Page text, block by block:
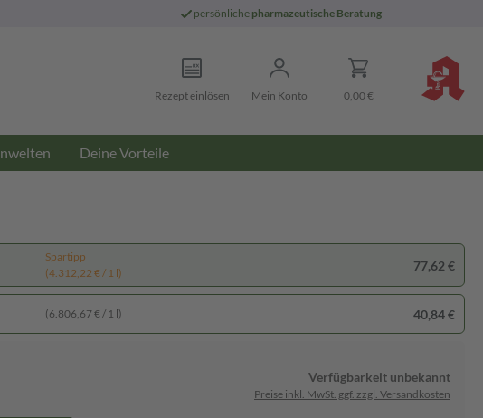
persönliche pharmazeutische Beratung
Rezept einlösen Mein Konto 0,00 €
Deine Vorteile
Spartipp
(4.312,22 € / 1 l)
77,62 €
(6.806,67 € / 1 l) 40,84 €
Verfügbarkeit unbekannt
Preise inkl. MwSt. ggf. zzgl. Versandkosten